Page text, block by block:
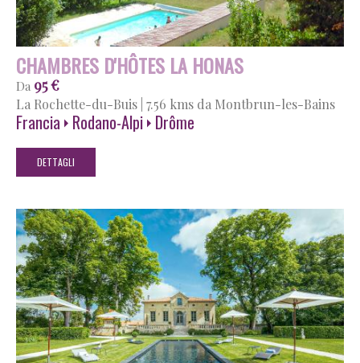
CHAMBRES D'HÔTES LA HONAS
Da 95 €
La Rochette-du-Buis 7.56 kms da Montbrun-les-Bains
Francia Rodano-Alpi Drôme
DETTAGLI